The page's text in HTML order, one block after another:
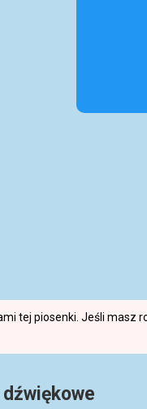
tej piosenki. Jeśli